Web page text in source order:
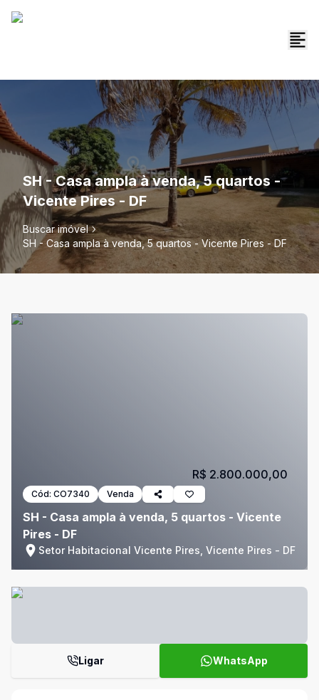
SH - Casa ampla à venda, 5 quartos -
Vicente Pires - DF
Buscar imóvel
SH - Casa ampla à venda, 5 quartos - Vicente Pires - DF
Cód: CO7340 Venda
SH - Casa ampla à venda, 5 quartos - Vicente
Pires - DF
Setor Habitacional Vicente Pires, Vicente Pires - DF
R$ 2.800.000,00
Ligar WhatsApp